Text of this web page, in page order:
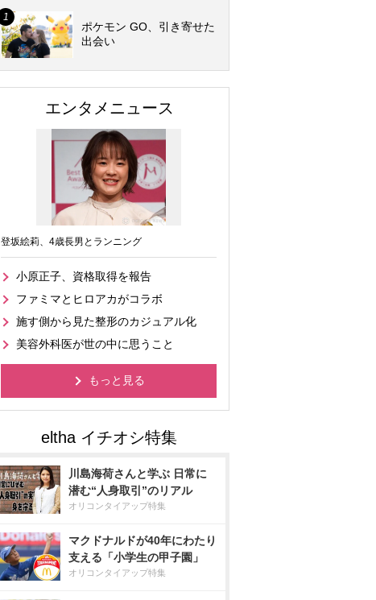
ポケモン GO、引き寄せた
出会い
エンタメニュース
登坂絵莉、4歳長男とランニング
小原正子、資格取得を報告
ファミマとヒロアカがコラボ
施す側から見た整形のカジュアル化
美容外科医が世の中に思うこと
もっと見る
川島海荷さんと学ぶ 日常に
潜む“人身取引”のリアル
オリコンタイアップ特集
マクドナルドが40年にわたり
支える「小学生の甲子園」
オリコンタイアップ特集